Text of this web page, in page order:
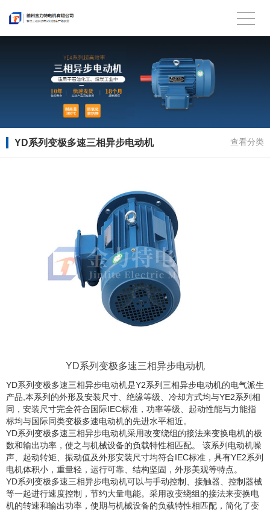
YD系列变极多速三相异步电动机 查看分类
YD系列变极多速三相异步电动机
YD系列变极多速三相异步电动机是Y2系列三相异步电动机的电气派生
产品,本系列的外形及安装尺寸、绝缘等级、冷却方式均与YE2系列相
同，安装尺寸完全符合国际IEC标准，功率等级、起动性能与力能指
标均与国际同类变极多速电动机的先进水平相近。
YD系列变极多速三相异步电动机采用改变绕组的接法来变换电机的极
数和输出功率，使之与机械设备的负载特性相匹配。 该系列电动机噪
声、起动转矩、振动值及外形安装尺寸均符合IEC标准，具有YE2系列
电机体积小，重量轻，运行可靠、结构坚固，外形美观等特点。
YD系列变极多速三相异步电动机可以与手动控制、接触器、控制器械
等一起进行速度控制，节约大量电能。采用改变绕组的接法来变换电
机的转速和输出功率，使期与机械设备的负载特性相匹配，简化了变